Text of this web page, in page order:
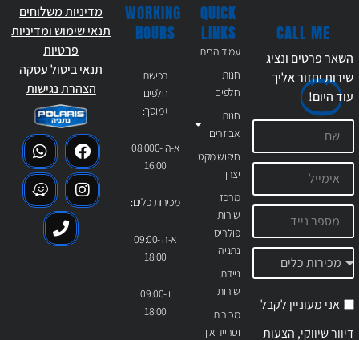
QUICK
LINKS
עמוד הבית
חנות
חלפים
חנות
אביזרים
חיפוש מקט
יצרן
מרכז
שירות
פולריס
נתניה
ניידת
שירות
מכירות
וטרייד אין
WORKING
HOURS
רכישת
חלפים
+מוסך:
א-ה 08:000-
16:00
מכירות כלים:
א-ה 09:00-
18:00
ו 09:00-
18:00
CALL ME
השאר פרטים ונציג
שירות יחזור אליך
עודהיום!
אני מעוניין לקבל
דיוור שיווקי, הצעות
מדיניות משלוחים
תנאי שימוש ומדיניות
פרטיות
תנאי ביטול עסקה
הצהרת נגישות